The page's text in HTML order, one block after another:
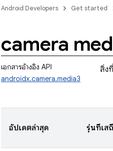
Android Developers Get started
camera
เอกสารอ้างอิง API
androidx.camera.media3
สิ่ง
อัปเดตล่าสุด รุ่นที่เส